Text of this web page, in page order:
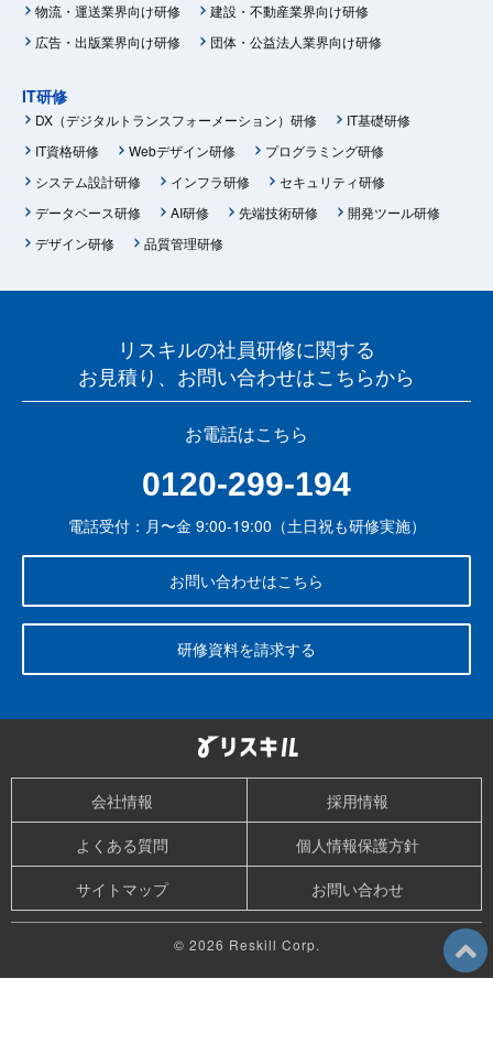
物流・運送業界向け研修
建設・不動産業界向け研修
広告・出版業界向け研修
団体・公益法人業界向け研修
IT研修
DX（デジタルトランスフォーメーション）研修
IT基礎研修
IT資格研修
Webデザイン研修
プログラミング研修
システム設計研修
インフラ研修
セキュリティ研修
データベース研修
AI研修 先端技術研修
開発ツール研修
デザイン研修
品質管理研修
リスキルの社員研修に関する
お見積り、お問い合わせはこちらから
お電話はこちら
0120-299-194
電話受付：月〜金 9:00-19:00（土日祝も研修実施）
お問い合わせはこちら
研修資料を請求する
会社情報
採用情報
よくある質問
個人情報保護方針
サイトマップ
お問い合わせ
© 2026 Reskill Corp.